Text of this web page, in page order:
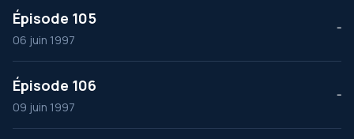
Épisode 105
06 juin 1997
--
Épisode 106
09 juin 1997
--